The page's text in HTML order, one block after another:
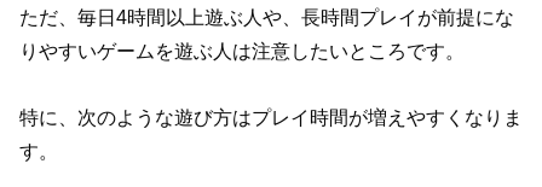
ただ、毎日4時間以上遊ぶ人や、長時間プレイが前提にな
りやすいゲームを遊ぶ人は注意したいところです。
特に、次のような遊び方はプレイ時間が増えやすくなりま
す。